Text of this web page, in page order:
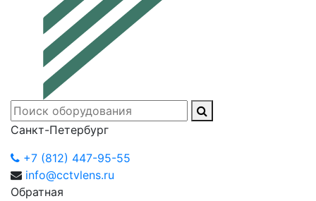
Санкт-Петербург
+7 (812) 447-95-55
info@cctvlens.ru
Обратная